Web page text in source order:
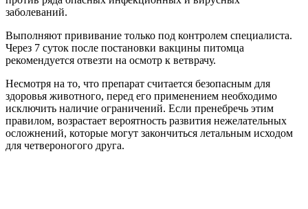
заболеваний.
Выполняют прививание только под контролем специалиста.
Через 7 суток после постановки вакцины питомца
рекомендуется отвезти на осмотр к ветврачу.
Несмотря на то, что препарат считается безопасным для
здоровья животного, перед его применением необходимо
исключить наличие ограничений. Если пренебречь этим
правилом, возрастает вероятность развития нежелательных
осложнений, которые могут закончиться летальным исходом
для четвероногого друга.